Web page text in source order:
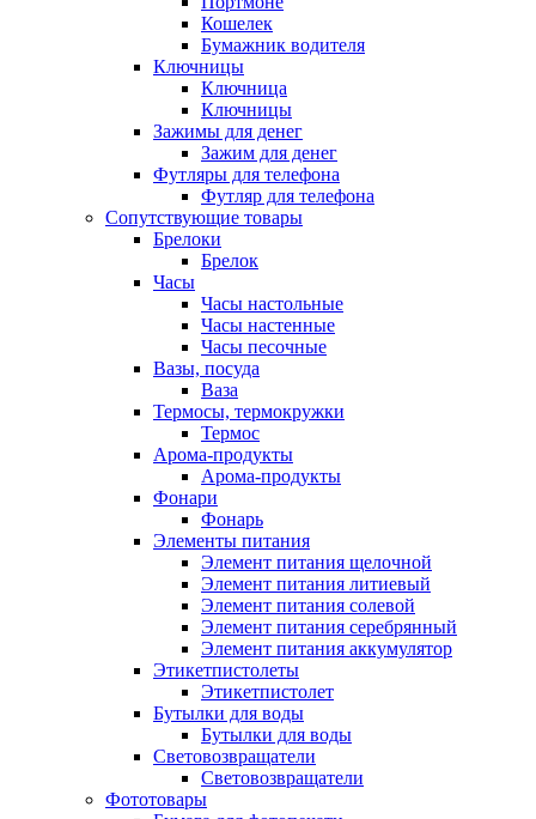
Кошелек
Бумажник водителя
Ключницы
Ключница
Ключницы
Зажимы для денег
Зажим для денег
Футляры для телефона
Футляр для телефона
Сопутствующие товары
Брелоки
Брелок
Часы
Часы настольные
Часы настенные
Часы песочные
Вазы, посуда
Ваза
Термосы, термокружки
Термос
Арома-продукты
Арома-продукты
Фонари
Фонарь
Элементы питания
Элемент питания щелочной
Элемент питания литиевый
Элемент питания солевой
Элемент питания серебрянный
Элемент питания аккумулятор
Этикетпистолеты
Этикетпистолет
Бутылки для воды
Бутылки для воды
Световозвращатели
Световозвращатели
Фототовары